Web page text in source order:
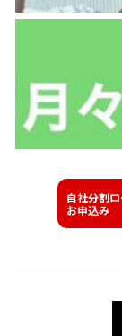
自社分割
お申込み